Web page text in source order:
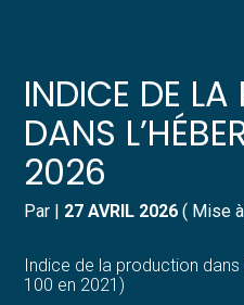
Gérer votre quotidien
Piloter votre entreprise
Développer votre
Construire votre
Suivre votre comptabilité
Gérer vos ressources
Dématérialiser vos
INDICE DE
DANS
2026
Par | 27 AVRIL 2026 ( Mise
Indice de la production
100 en 2021)